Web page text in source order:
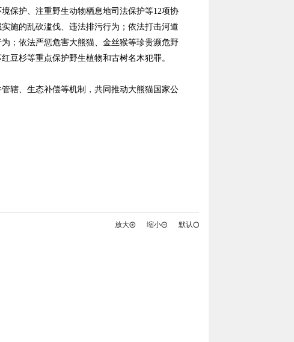
护、注重野生动物栖息地司法保护等12项协
施的乱砍滥伐、违法排污行为；依法打击河道
；依法严惩危害大熊猫、金丝猴等珍贵濒危野
豆杉等重点保护野生植物和古树名木犯罪。
、生态补偿等机制，共同推动大熊猫国家公
放大 缩小 默认